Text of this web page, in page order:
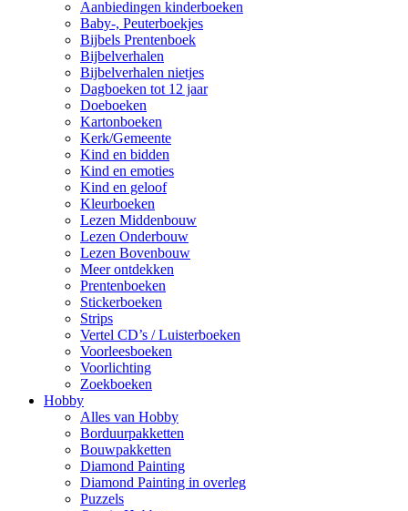
Aanbiedingen kinderboeken
Baby-, Peuterboekjes
Bijbels Prentenboek
Bijbelverhalen
Bijbelverhalen nietjes
Dagboeken tot 12 jaar
Doeboeken
Kartonboeken
Kerk/Gemeente
Kind en bidden
Kind en emoties
Kind en geloof
Kleurboeken
Lezen Middenbouw
Lezen Onderbouw
Lezen Bovenbouw
Meer ontdekken
Prentenboeken
Stickerboeken
Strips
Vertel CD’s / Luisterboeken
Voorleesboeken
Voorlichting
Zoekboeken
Hobby
Alles van Hobby
Borduurpakketten
Bouwpakketten
Diamond Painting
Diamond Painting in overleg
Puzzels